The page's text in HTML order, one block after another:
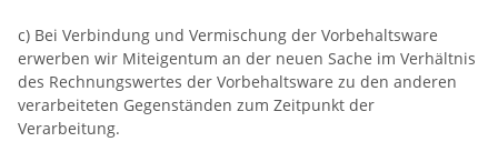
c) Bei Verbindung und Vermischung der Vorbehaltsware
erwerben wir Miteigentum an der neuen Sache im Verhältnis
des Rechnungswertes der Vorbehaltsware zu den anderen
verarbeiteten Gegenständen zum Zeitpunkt der
Verarbeitung.